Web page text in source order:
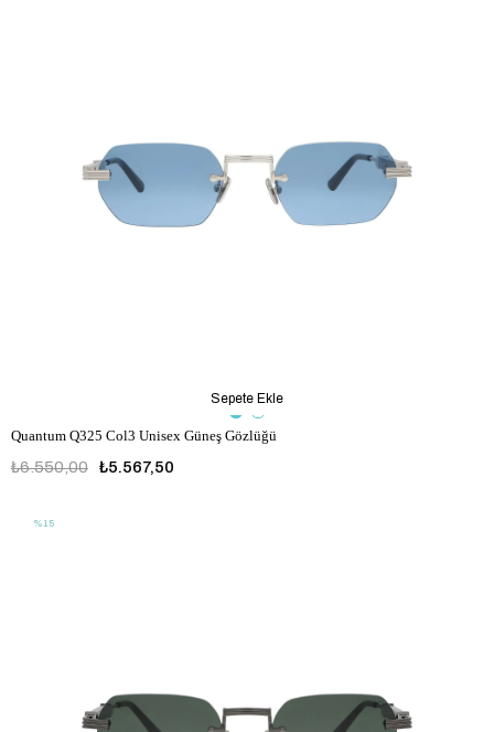
Quantum Q325 Col3 Unisex Güneş Gözlüğü
₺5.567,50
₺6.550,00
Sepete Ekle
%15